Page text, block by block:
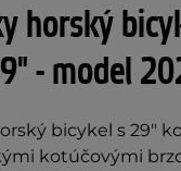
horský
- model
bicykel s 29"
kotúčovými